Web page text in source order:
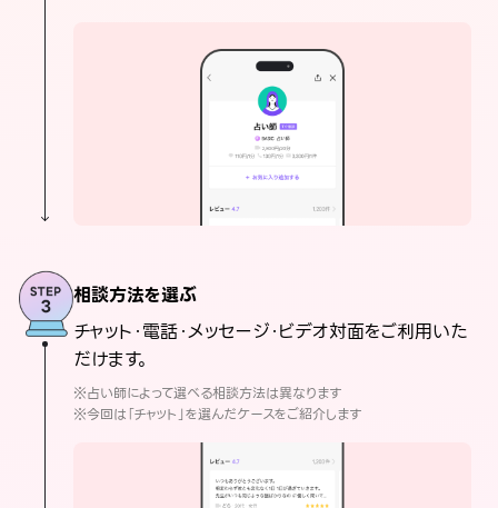
相談方法を選ぶ
チャット・電話・メッセージ・ビデオ対面をご利用いた
だけます。
※占い師によって選べる相談方法は異なります
※今回は「チャット」を選んだケースをご紹介します